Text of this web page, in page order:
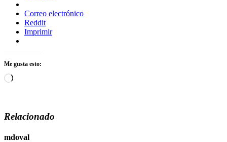
Correo electrónico
Reddit
Imprimir
Me gusta esto:
Cargando...
Relacionado
mdoval